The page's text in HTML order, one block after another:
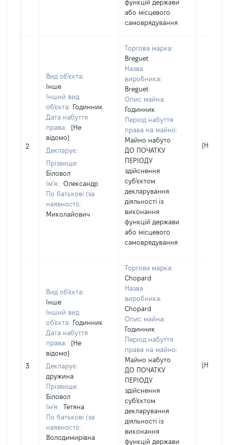
функцій держави
або місцевого
самоврядування
2
Вид об'єкта:
Інше
Інший вид
об'єкта: Годинник
Дата набуття
права:
[Не
відомо]
Декларує:
Прізвище:
Біловол
Ім'я:
Олександр
По батькові (за
наявності):
Миколайович
Торгова марка:
Breguet
Назва
виробника:
Breguet
Опис майна:
Годинник
Період набуття
права на майно:
Майно набуто
ДО ПОЧАТКУ
ПЕРІОДУ
здійснення
суб'єктом
декларування
діяльності із
виконання
функцій держави
або місцевого
самоврядування
[Не
3
Вид об'єкта:
Інше
Інший вид
об'єкта: Годинник
Дата набуття
права:
[Не
відомо]
Декларує:
дружина
Прізвище:
Біловол
Ім'я:
Тетяна
По батькові (за
наявності):
Володимирівна
Торгова марка:
Chopard
Назва
виробника:
Chopard
Опис майна:
Годинник
Період набуття
права на майно:
Майно набуто
ДО ПОЧАТКУ
ПЕРІОДУ
здійснення
суб'єктом
декларування
діяльності із
виконання
функцій держави
[Не